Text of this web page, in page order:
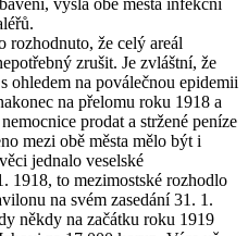
rozhodnuto, že celý areál
zrušit. Je zvláštní, že
ohledem na poválečnou epidemii
na přelomu roku 1918 a
prodat a stržené peníze
mezi obě města mělo být i
jednalo veselské
1918, to mezimostské rozhodlo
na svém zasedání 31. 1.
někdy na začátku roku 1919